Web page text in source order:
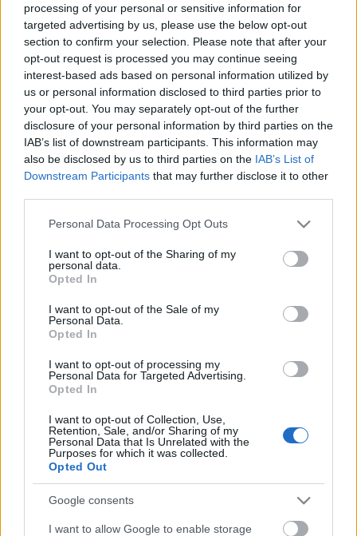
processing of your personal or sensitive information for
targeted advertising by us, please use the below opt-out
section to confirm your selection. Please note that after your
opt-out request is processed you may continue seeing
interest-based ads based on personal information utilized by
us or personal information disclosed to third parties prior to
your opt-out. You may separately opt-out of the further
disclosure of your personal information by third parties on the
IAB’s list of downstream participants. This information may
also be disclosed by us to third parties on the IAB’s List of
Downstream Participants that may further disclose it to other
Please note that this website/app uses one or more Google
not limited to your visit or usage behaviour. You may click to
grant or deny consent to Google and its third-party tags to
use your data for below specified purposes in below Google
consent section.
Personal Data Processing Opt Outs
I want to opt-out of the Sharing of my
personal data.
Opted In
I want to opt-out of the Sale of my
Personal Data.
Opted In
I want to opt-out of processing my
Personal Data for Targeted Advertising.
Opted In
I want to opt-out of Collection, Use,
Retention, Sale, and/or Sharing of my
Personal Data that Is Unrelated with the
Purposes for which it was collected.
Opted Out
Google consents
I want to allow Google to enable storage
15:01
Emma Watson megtörte a csendet: elárulta,
eljegyzési gyűrű van-e az ujján
14:01
Nagy bejelentést tett a palota: Katalin
hercegnét hamarosan újra tiarában láthatjuk
13:32
A világ egyik
fontosak a magyar gyökerek
13:01
6 stratégia, hogy soha többé ne mérd az
életedet másokéhoz
12:03
Selma Blair vallomásától könny szökik a
gondoltam”
11:01
Meghan Markle intim videót osztott meg a
10:15
Palvin Barbara meztelenfelsőben hódít, nem
akármilyen szettben lépett utcára a topmodell
09:31